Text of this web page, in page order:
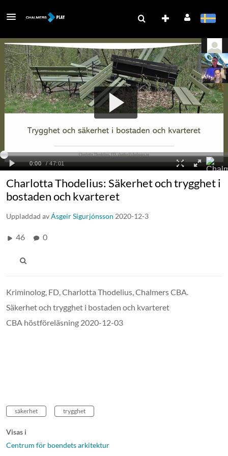
Charlotta Thodelius: Säkerhet och trygghet i
bostaden och kvarteret
Uppladdad avÁsgeir Sigurjónsson 2020-12-3
46 0
Kriminolog, FD, Charlotta Thodelius, Chalmers CBA.
Säkerhet och trygghet i bostaden och kvarteret
CBA höstföreläsning 2020-12-03
säkerhet trygghet
Visas i
Centrum för boendets arkitektur